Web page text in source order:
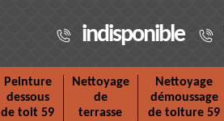
indisponible
Peinture
dessous
de toit 59
Nettoyage
de
terrasse
Nettoyage
démoussage
de toiture 59